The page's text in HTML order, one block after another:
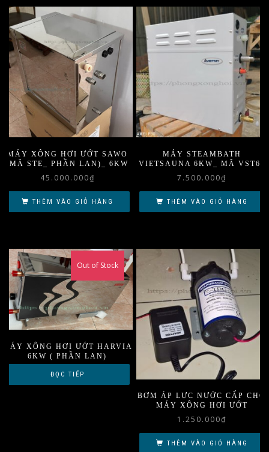
MÁY XÔNG HƠI ƯỚT SAWO
(MÃ STE_ PHẦN LAN)_ 6KW
45.000.000₫
THÊM VÀO GIỎ HÀNG
MÁY STEAMBATH
VIETSAUNA 6KW_ MÃ VST60
7.500.000₫
THÊM VÀO GIỎ HÀNG
MÁY XÔNG HƠI ƯỚT HARVIA
6KW ( PHẦN LAN)
Out of Stock
ĐỌC TIẾP
BƠM ÁP LỰC NƯỚC CẤP CHO
MÁY XÔNG HƠI ƯỚT
1.250.000₫
THÊM VÀO GIỎ HÀNG